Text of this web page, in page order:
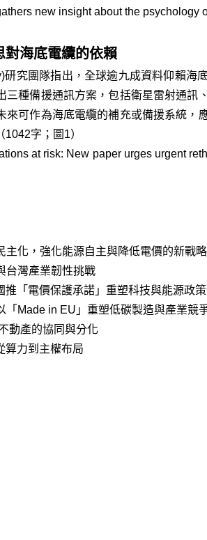
new insight about the psychology
對海底電纜的依賴
究團隊指出，全球逾九成資料仰賴海
三種備援通訊方案，包括衛星雷射通訊
來可作為海底電纜的補充或備援系統，
字；圖1）
at risk: New paper urges urgent
主化，強化能源自主與降低電價的新戰略
台灣產業韌性挑戰
推「電價保護承諾」重塑科技與能源政
「Made in EU」重塑低碳製造與產業競
動產的協同與分化
算力到主權布局